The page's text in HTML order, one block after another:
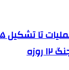
روزه